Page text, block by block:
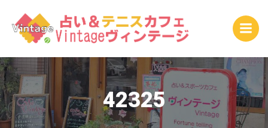
ン
テ
ツ
へ
ス
キ
ッ
42325